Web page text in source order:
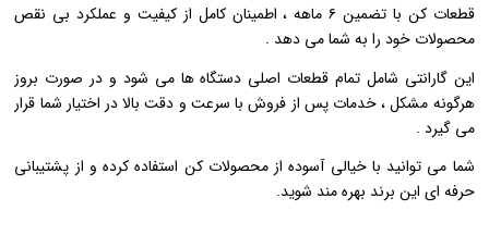
قطعات کن با تضمین ۶ ماهه ، اطمینان کامل از کیفیت و عملکرد بی‌ نقص
محصولات خود را به شما می ‌دهد .
این گارانتی شامل تمام قطعات اصلی دستگاه‌ ها می ‌شود و در صورت بروز
هرگونه مشکل ، خدمات پس از فروش با سرعت و دقت بالا در اختیار شما قرار
می ‌گیرد .
شما می ‌توانید با خیالی آسوده از محصولات کن استفاده کرده و از پشتیبانی
حرفه‌ ای این برند بهره‌ مند شوید.